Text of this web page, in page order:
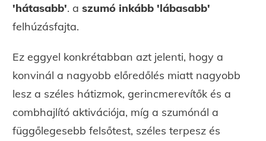
'hátasabb'. a szumó inkább 'lábasabb'
felhúzásfajta.
Ez eggyel konkrétabban azt jelenti, hogy a
konvinál a nagyobb előredőlés miatt nagyobb
lesz a széles hátizmok, gerincmerevítők és a
combhajlító aktivációja, míg a szumónál a
függőlegesebb felsőtest, széles terpesz és